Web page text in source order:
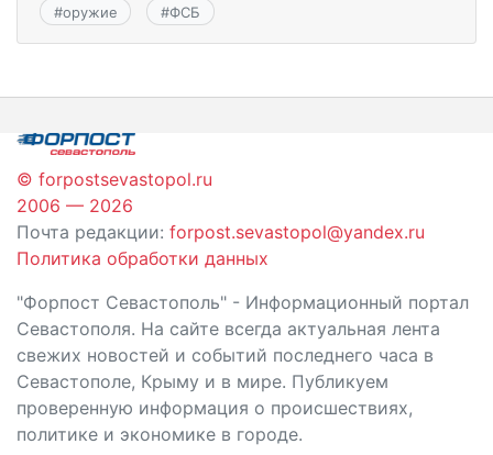
#оружие #ФСБ
© forpostsevastopol.ru
2006 — 2026
Почта редакции: forpost.sevastopol@yandex.ru
Политика обработки данных
"Форпост Севастополь" - Информационный портал
Севастополя. На сайте всегда актуальная лента
свежих новостей и событий последнего часа в
Севастополе, Крыму и в мире. Публикуем
проверенную информация о происшествиях,
политике и экономике в городе.